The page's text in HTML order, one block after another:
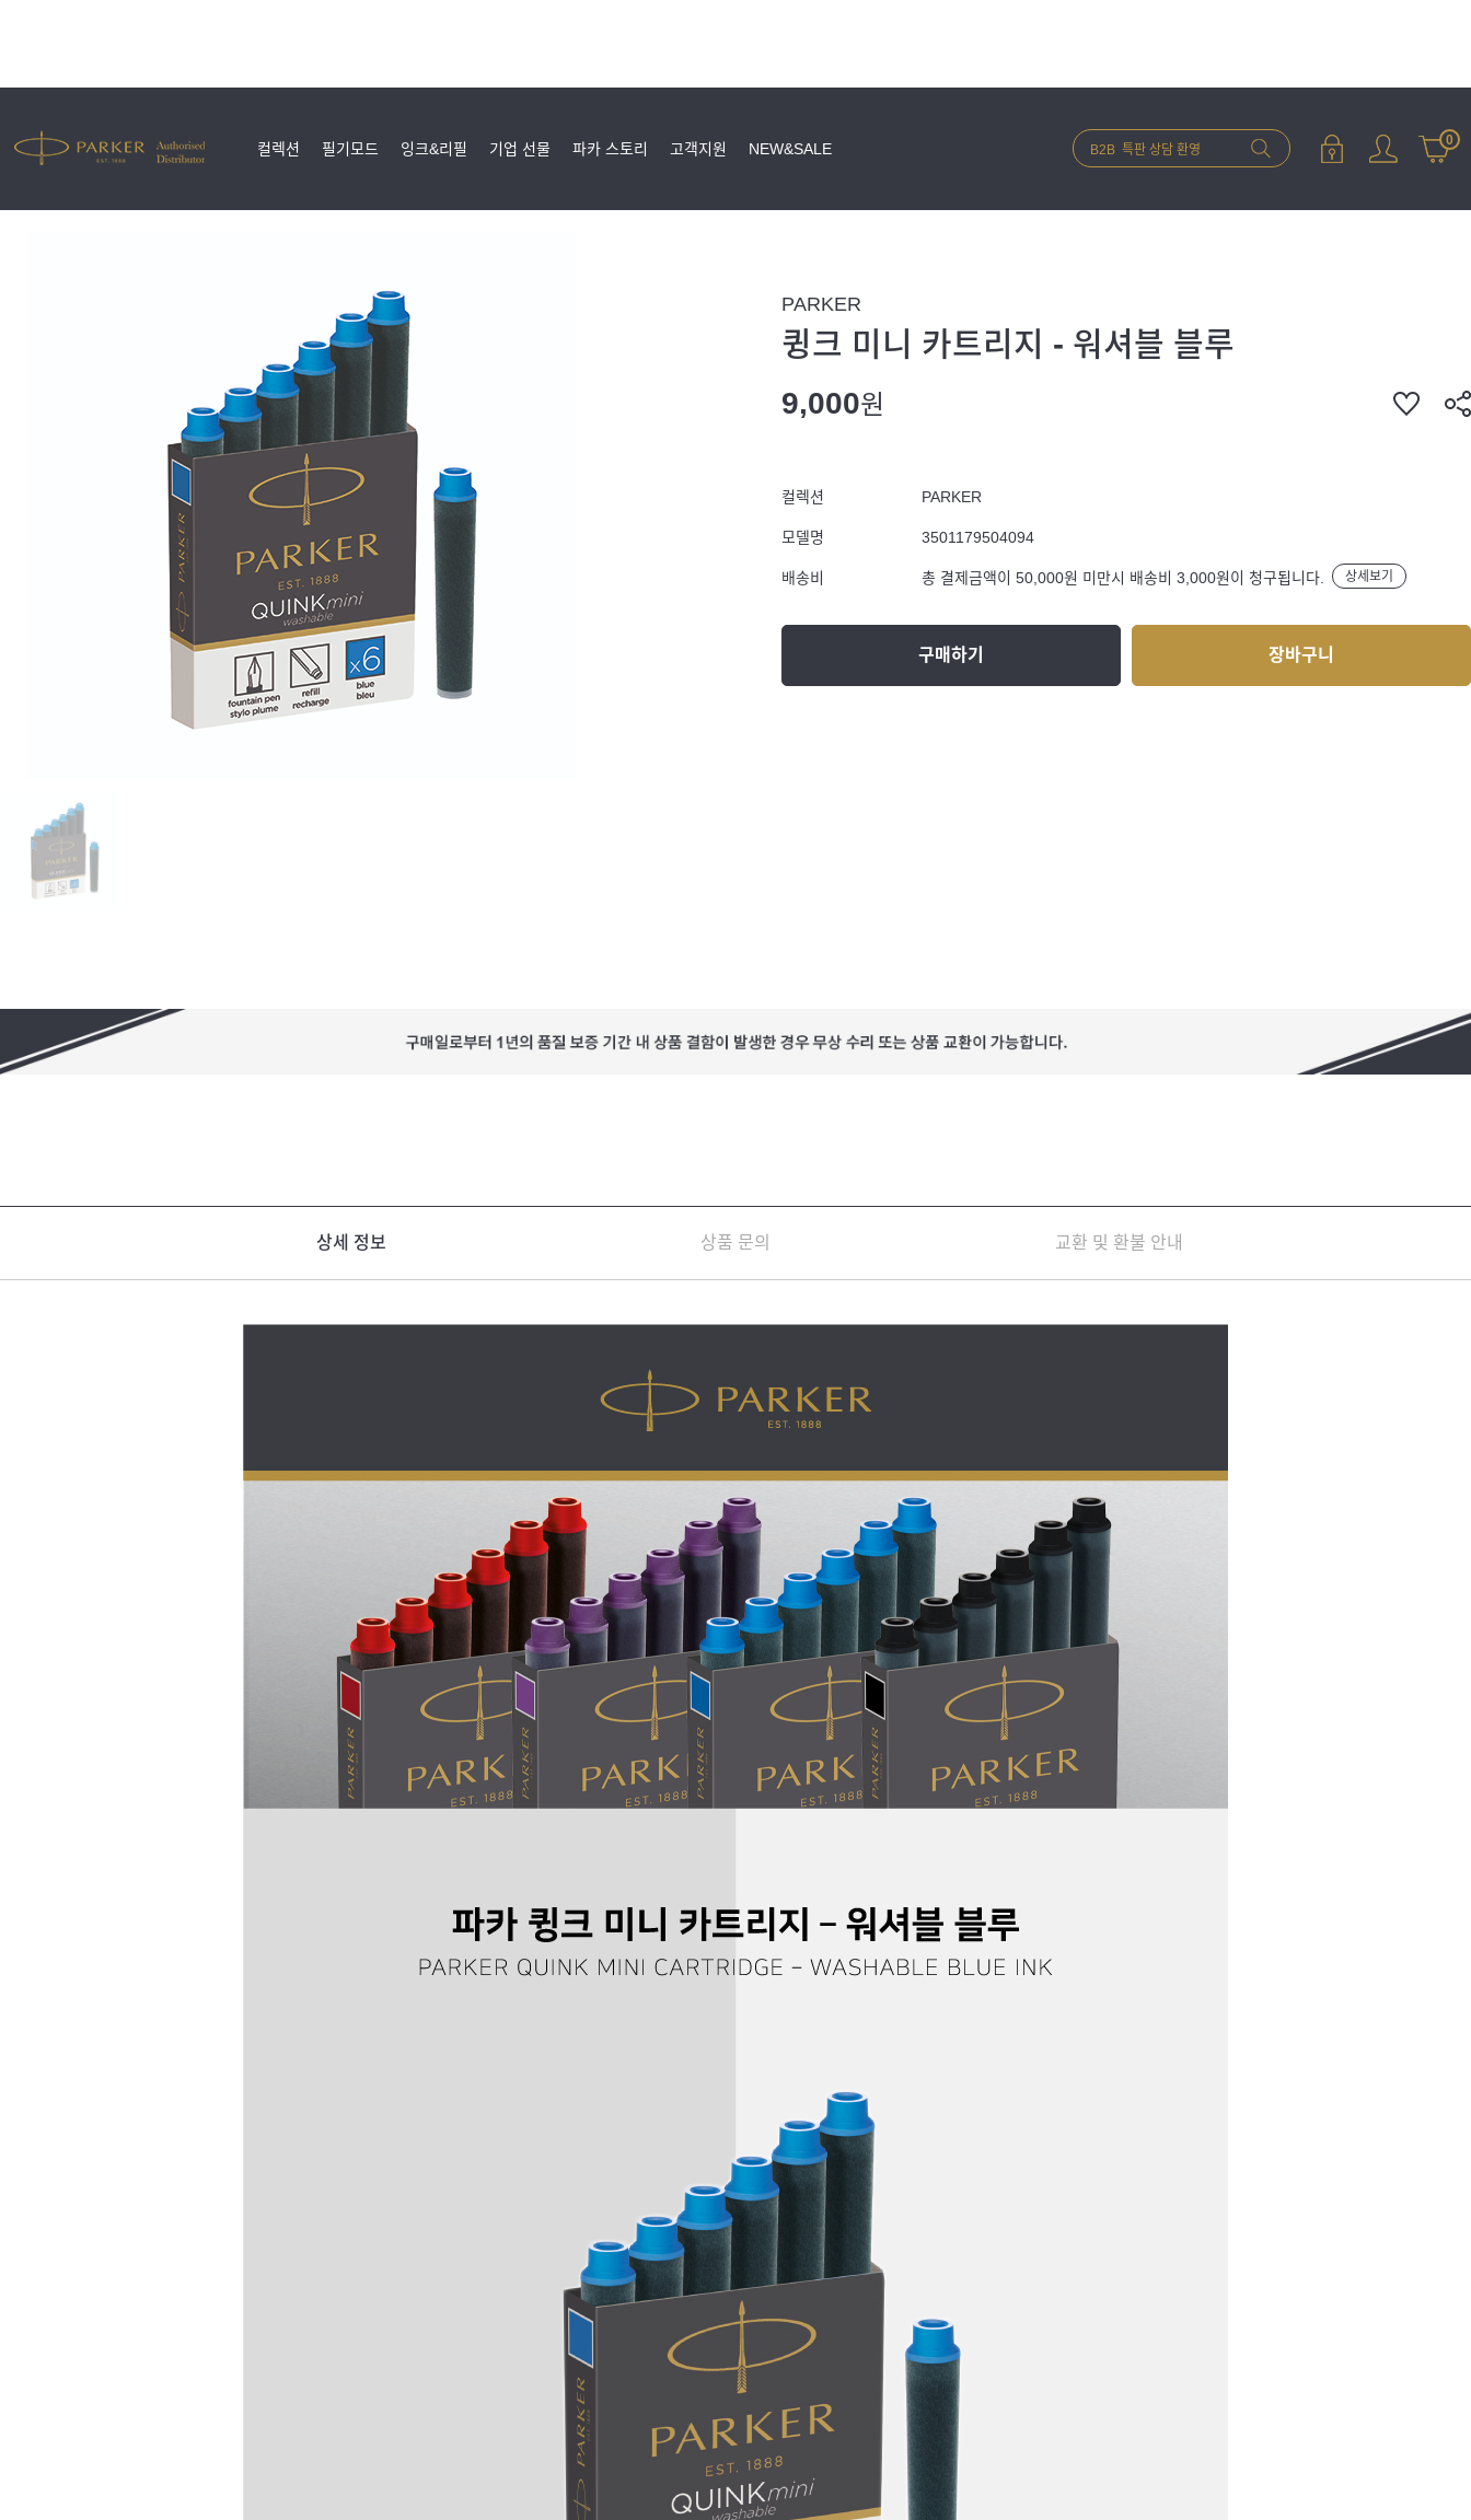
컬렉션 필기모드 잉크&리필 기업 선물 파카 스토리 고객지원 NEW&SALE 0
PARKER
큉크 미니 카트리지 - 워셔블 블루
9,000원
컬렉션 PARKER
모델명 3501179504094
배송비 총 결제금액이 50,000원 미만시 배송비 3,000원이 청구됩니다. 상세보기
구매하기 장바구니
상세 정보 상품 문의 교환 및 환불 안내